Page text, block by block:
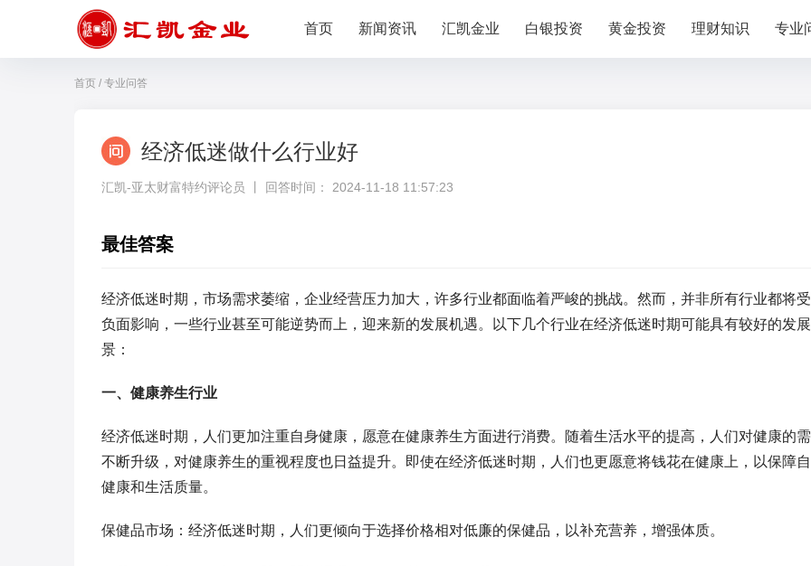
首页 新闻资讯 汇凯金业 白银投资 黄金投资 理财知识 专业
首页 / 专业问答
经济低迷做什么行业好
汇凯-亚太财富特约评论员 丨 回答时间： 2024-11-18 11:57:23
最佳答案
经济低迷时期，市场需求萎缩，企业经营压力加大，许多行业都面临着严峻的挑战。然而，并非所有行业都将
负面影响，一些行业甚至可能逆势而上，迎来新的发展机遇。以下几个行业在经济低迷时期可能具有较好的发
景：
一、健康养生行业
经济低迷时期，人们更加注重自身健康，愿意在健康养生方面进行消费。随着生活水平的提高，人们对健康的
不断升级，对健康养生的重视程度也日益提升。即使在经济低迷时期，人们也更愿意将钱花在健康上，以保障
健康和生活质量。
保健品市场：经济低迷时期，人们更倾向于选择价格相对低廉的保健品，以补充营养，增强体质。